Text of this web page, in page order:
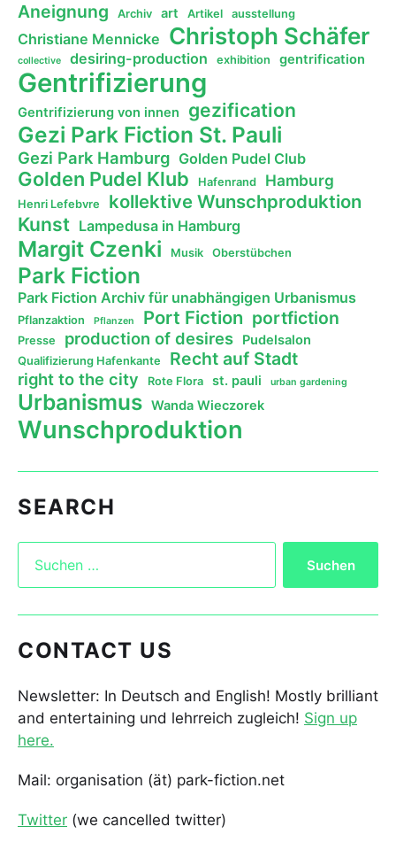
Aneignung Archiv art Artikel ausstellung
Christiane Mennicke Christoph Schäfer
collective desiring-production exhibition gentrification
Gentrifizierung
Gentrifizierung von innen gezification
Gezi Park Fiction St. Pauli
Gezi Park Hamburg Golden Pudel Club
Golden Pudel Klub Hafenrand Hamburg
Henri Lefebvre kollektive Wunschproduktion
Kunst Lampedusa in Hamburg
Margit Czenki Musik Oberstübchen
Park Fiction
Park Fiction Archiv für unabhängigen Urbanismus
Pflanzaktion Pflanzen Port Fiction portfiction
Presse production of desires Pudelsalon
Qualifizierung Hafenkante Recht auf Stadt
right to the city Rote Flora st. pauli urban gardening
Urbanismus Wanda Wieczorek
Wunschproduktion
SEARCH
CONTACT US
Newsletter: In Deutsch and English! Mostly brilliant
and entertaining und lehrreich zugleich! Sign up
here.
Mail: organisation (ät) park-fiction.net
Twitter (we cancelled twitter)